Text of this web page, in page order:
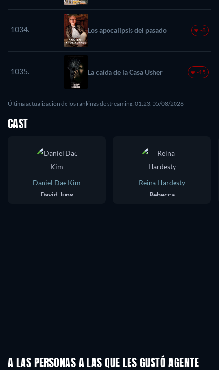
1034. Los apocalipsis del pasado -8
1035. La caída de la Casa Usher -15
Última actualización de los rankings de streaming: 01:23, 05/08/2026
CAST
Daniel Dae Kim
David Jung
Reina Hardesty
Rebecca
A LAS PERSONAS A LAS QUE LES GUSTÓ AGENTE